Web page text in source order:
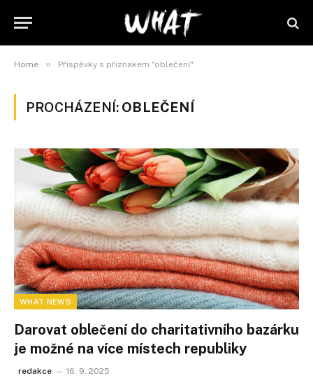
Home » Příspěvky s příznakem "oblečení"
PROCHÁZENÍ: OBLEČENÍ
WHAT NEWS
Darovat oblečení do charitativního bazárku
je možné na více místech republiky
redakce 16. 9. 2025